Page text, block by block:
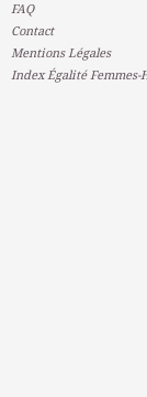
FAQ
Contact
Mentions Légales
Index Égalité Femmes-